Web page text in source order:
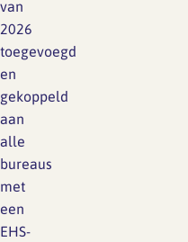
van
2026
toegevoegd
en
gekoppeld
aan
alle
bureaus
met
een
EHS-